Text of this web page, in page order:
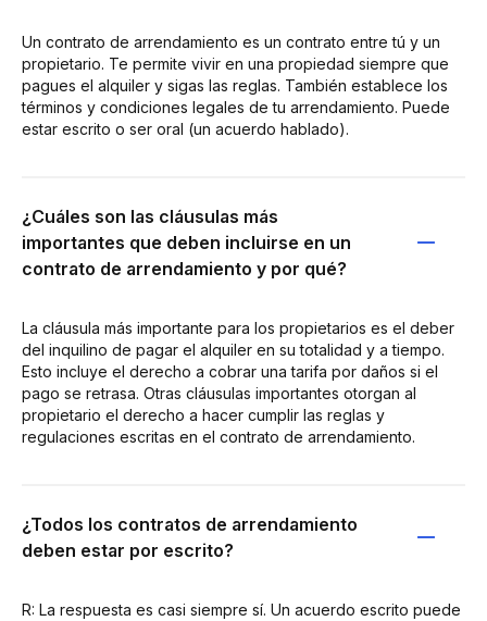
Un contrato de arrendamiento es un contrato entre tú y un
propietario. Te permite vivir en una propiedad siempre que
pagues el alquiler y sigas las reglas. También establece los
términos y condiciones legales de tu arrendamiento. Puede
estar escrito o ser oral (un acuerdo hablado).
¿Cuáles son las cláusulas más
importantes que deben incluirse en un
contrato de arrendamiento y por qué?
La cláusula más importante para los propietarios es el deber
del inquilino de pagar el alquiler en su totalidad y a tiempo.
Esto incluye el derecho a cobrar una tarifa por daños si el
pago se retrasa. Otras cláusulas importantes otorgan al
propietario el derecho a hacer cumplir las reglas y
regulaciones escritas en el contrato de arrendamiento.
¿Todos los contratos de arrendamiento
deben estar por escrito?
R: La respuesta es casi siempre sí. Un acuerdo escrito puede